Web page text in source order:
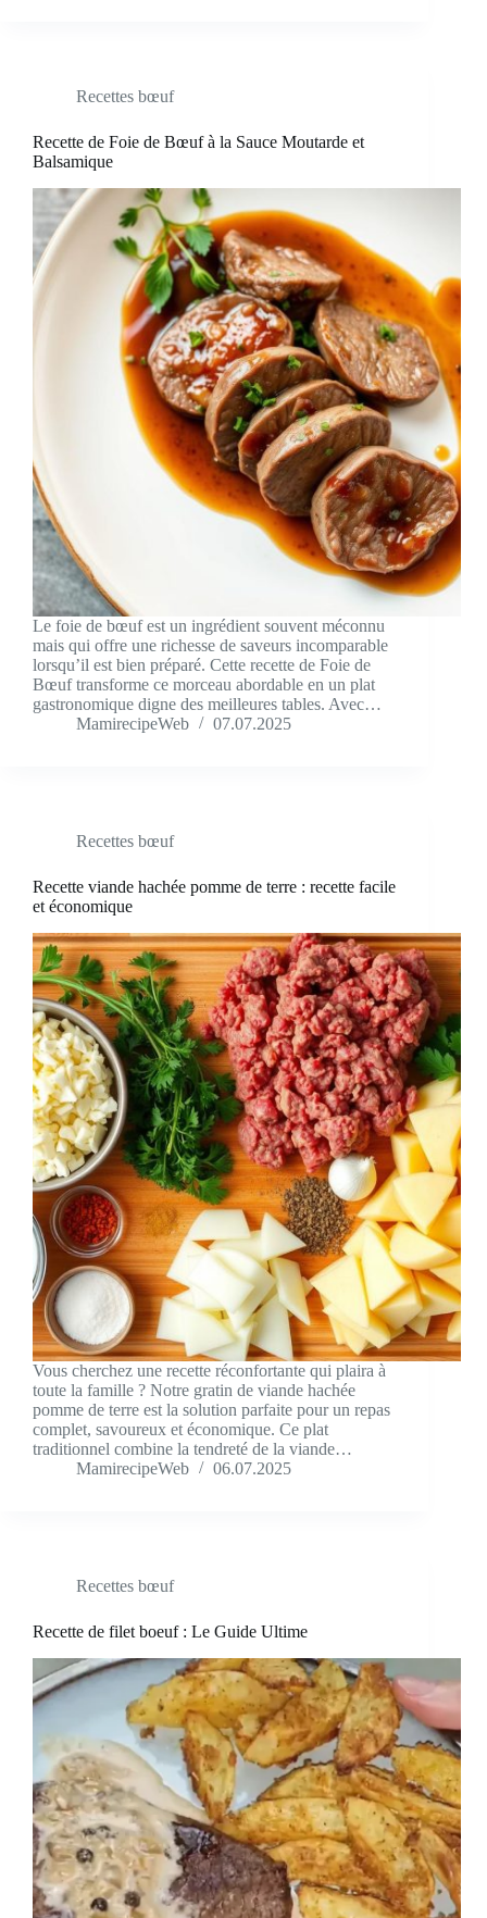
Recettes bœuf
Recette de Foie de Bœuf à la Sauce Moutarde et
Balsamique
Le foie de bœuf est un ingrédient souvent méconnu
mais qui offre une richesse de saveurs incomparable
lorsqu’il est bien préparé. Cette recette de Foie de
Bœuf transforme ce morceau abordable en un plat
gastronomique digne des meilleures tables. Avec…
MamirecipeWeb
07.07.2025
Recettes bœuf
Recette viande hachée pomme de terre : recette facile
et économique
Vous cherchez une recette réconfortante qui plaira à
toute la famille ? Notre gratin de viande hachée
pomme de terre est la solution parfaite pour un repas
complet, savoureux et économique. Ce plat
traditionnel combine la tendreté de la viande…
MamirecipeWeb
06.07.2025
Recettes bœuf
Recette de filet boeuf : Le Guide Ultime